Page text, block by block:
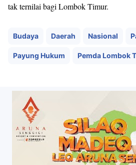
tak ternilai bagi Lombok Timur.
Budaya Daerah Nasional
Payung Hukum Pemda Lombok